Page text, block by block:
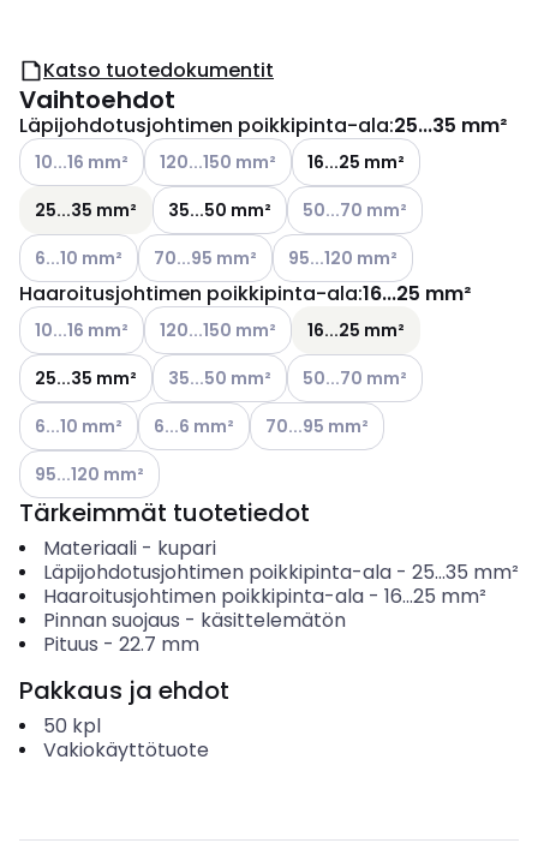
Katso tuotedokumentit
Vaihtoehdot
Läpijohdotusjohtimen poikkipinta-ala:25...35 mm²
Katso käytettävissä olevat vaihtoehdot
10...16 mm² Katso käytettävissä olevat vaihtoehdot
120...150 mm²
16...25 mm²
25...35 mm²
35...50 mm² Katso käytettävissä olevat
50...70 mm²
Katso käytettävissä olevat vaihtoehdot
6...10 mm² Katso käytettävissä olevat vaihtoehdot
70...95 mm² Katso käytettävissä olevat
95...120 mm²
Haaroitusjohtimen poikkipinta-ala:16...25 mm²
Katso käytettävissä olevat vaihtoehdot
10...16 mm² Katso käytettävissä olevat vaihtoehdot
120...150 mm²
16...25 mm²
25...35 mm²
Katso käytettävissä olevat vaihtoehdot
35...50 mm² Katso käytettävissä olevat
50...70 mm²
Katso käytettävissä olevat vaihtoehdot
6...10 mm² Katso käytettävissä olevat vaihtoehdot
6...6 mm² Katso käytettävissä olevat
70...95 mm²
Katso käytettävissä olevat vaihtoehdot
95...120 mm²
Tärkeimmät tuotetiedot
Materiaali- kupari
Läpijohdotusjohtimen poikkipinta-ala- 25...35 mm²
Haaroitusjohtimen poikkipinta-ala- 16...25 mm²
Pinnan suojaus - käsittelemätön
Pituus - 22.7 mm
Pakkaus ja ehdot
50 kpl
Vakiokäyttötuote